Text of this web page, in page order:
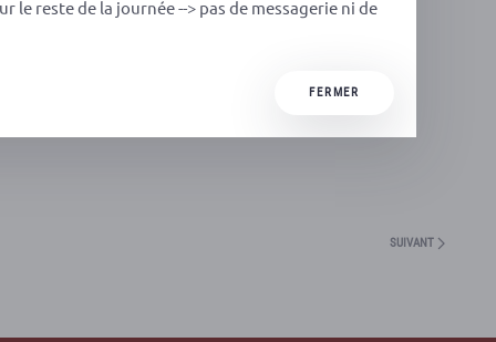
SUIVANT
reste de la journée --> pas de messagerie ni de
FERMER